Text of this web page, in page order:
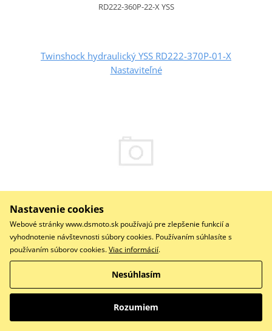
RD222-360P-22-X YSS
Twinshock hydraulický YSS RD222-370P-01-X
Nastaviteľné
228,05 €
Do košíka
Nastavenie cookies
Webové stránky www.dsmoto.sk používajú pre zlepšenie funkcií a
vyhodnotenie návštevnosti súbory cookies. Používaním súhlasíte s
používaním súborov cookies.Viac informácií.
Nesúhlasím
Rozumiem